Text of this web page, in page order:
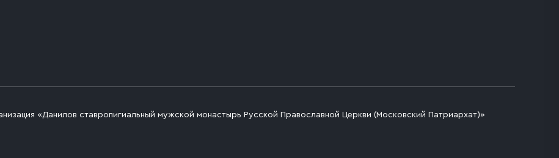
«Данилов ставропигиальный мужской монастырь Русской Православной Церкви (Московский Патриархат)»